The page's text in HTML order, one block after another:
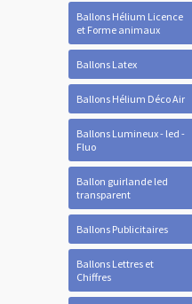
Ballons Hélium Licence
et Forme animaux
Ballons Latex
Ballons Hélium Déco Air
Ballons Lumineux - led -
Fluo
Ballon guirlande led
transparent
Ballons Publicitaires
Ballons Lettres et
Chiffres